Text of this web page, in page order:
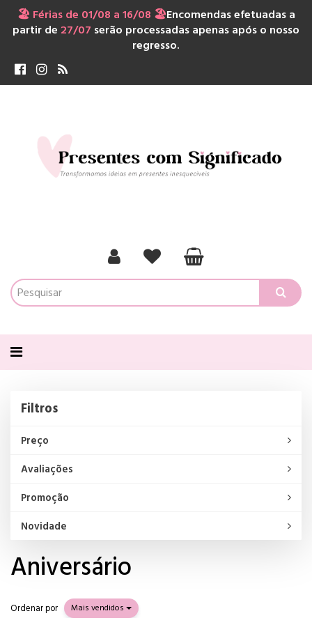
🏖️ Férias de 01/08 a 16/08 🏖️Encomendas efetuadas a
partir de 27/07 serão processadas apenas após o nosso
regresso.
Alternar
navegação
Filtros
Preço
Avaliações
Promoção
Novidade
Aniversário
Ordenar por Mais vendidos